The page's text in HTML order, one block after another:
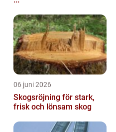
06 juni 2026
Skogsröjning för stark,
frisk och lönsam skog